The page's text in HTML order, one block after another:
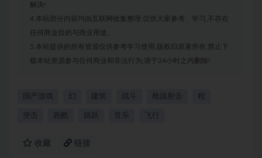
解决!
4.本站部分内容均由互联网收集整理,仅供大家参考、学习,不存在
任何商业目的与商业用途。
5.本站提供的所有资源仅供参考学习使用,版权归原著所有,禁止下
载本站资源参与任何商业和非法行为,请于24小时之内删除!
国产游戏 幻 建筑 战斗 枪战射击 程
突击 跑酷 跳跃 音乐 飞行
收藏 链接